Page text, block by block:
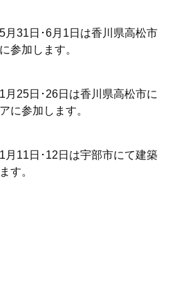
5月31日･6月1日は香川県高松市
参加します。
月25日･26日は香川県高松市に
に参加します。
1月11日･12日は宇部市にて建築
す。